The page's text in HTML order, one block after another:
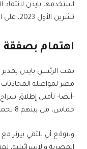
تشرين الأول 2023، على الرغم من مخاوف من الاقتحام المتوقع.
اهتمام بصفقة
بعث الرئيس بايدن بمدير
مصر لمواصلة
حماس، من بينهم 8 يحملون الجنسية الأميركية.
ويتوقع أن يلتقي بيرنز